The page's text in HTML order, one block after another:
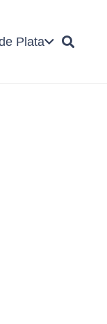
Plata